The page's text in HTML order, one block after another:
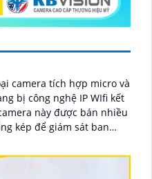
camera tích hợp micro và
bị công nghệ IP WIfi kết
kép để giám sát ban